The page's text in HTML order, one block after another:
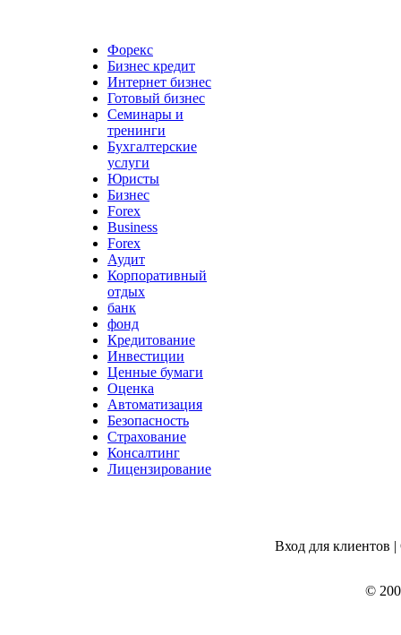
Форекс
Бизнес кредит
Интернет бизнес
Готовый бизнес
Семинары и
тренинги
Бухгалтерские
услуги
Юристы
Бизнес
Forex
Business
Forex
Аудит
Корпоративный
отдых
банк
фонд
Кредитование
Инвестиции
Ценные бумаги
Оценка
Автоматизация
Безопасность
Страхование
Консалтинг
Лицензирование
Вход для клиентов
©